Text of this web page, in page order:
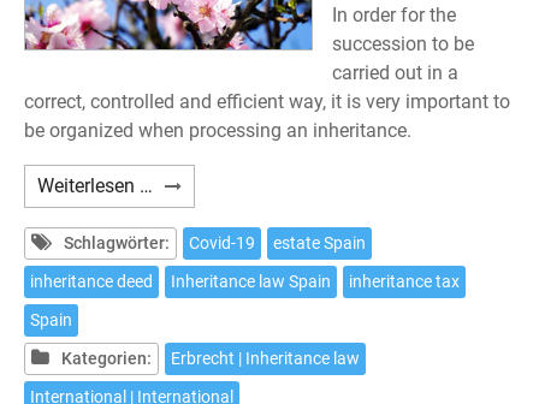
In order for the
succession to be
carried out in a
correct, controlled and efficient way, it is very important to
be organized when processing an inheritance.
Weiterlesen … Procedures
to
inherit
in
Spain
Schlagwörter: Covid-19
estate Spain
inheritance deed
Inheritance law Spain
inheritance tax
Spain
Kategorien:
Erbrecht | Inheritance law
International | International